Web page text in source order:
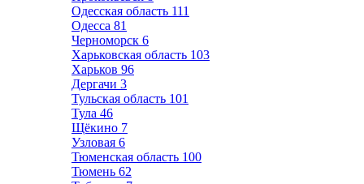
Одесская область 111
Одесса 81
Черноморск 6
Харьковская область 103
Харьков 96
Дергачи 3
Тульская область 101
Тула 46
Щёкино 7
Узловая 6
Тюменская область 100
Тюмень 62